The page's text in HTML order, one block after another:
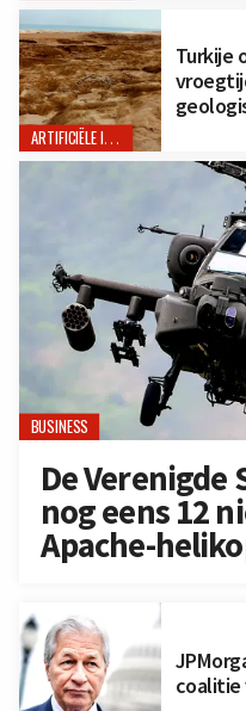
ARTIFICIËLE INTELLIGENTIE
Turkije
BUSINESS
De Verenigde
nog eens 12
Apache-
coalitie